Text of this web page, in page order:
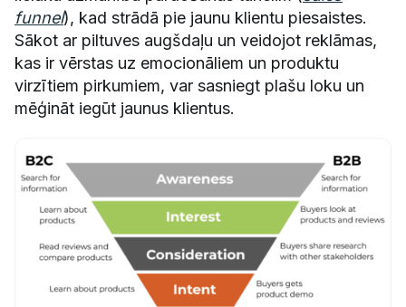
funnel), kad strādā pie jaunu klientu piesaistes.
Sākot ar piltuves augšdaļu un veidojot reklāmas,
kas ir vērstas uz emocionāliem un produktu
virzītiem pirkumiem, var sasniegt plašu loku un
mēģināt iegūt jaunus klientus.